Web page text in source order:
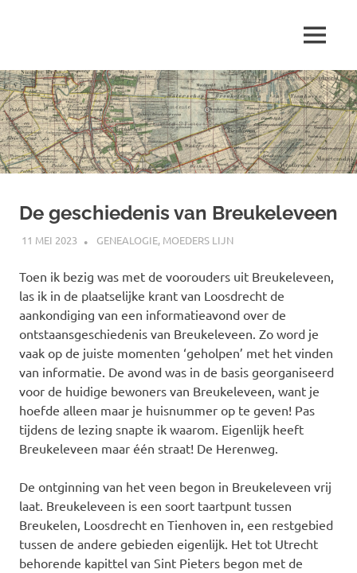
inhoud
schrijft
over
…
MENU
De geschiedenis van Breukeleveen
11 MEI 2023 MARJOLEIN
GENEALOGIE, MOEDERS LIJN
Toen ik bezig was met de voorouders uit Breukeleveen,
las ik in de plaatselijke krant van Loosdrecht de
aankondiging van een informatieavond over de
ontstaansgeschiedenis van Breukeleveen. Zo word je
vaak op de juiste momenten ‘geholpen’ met het vinden
van informatie. De avond was in de basis georganiseerd
voor de huidige bewoners van Breukeleveen, want je
hoefde alleen maar je huisnummer op te geven! Pas
tijdens de lezing snapte ik waarom. Eigenlijk heeft
Breukeleveen maar één straat! De Herenweg.
De ontginning van het veen begon in Breukeleveen vrij
laat. Breukeleveen is een soort taartpunt tussen
Breukelen, Loosdrecht en Tienhoven in, een restgebied
tussen de andere gebieden eigenlijk. Het tot Utrecht
behorende kapittel van Sint Pieters begon met de